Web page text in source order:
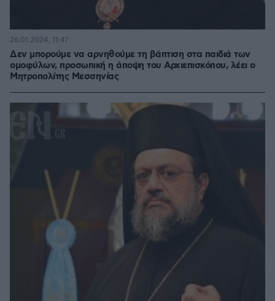
Δεν μπορούμε να αρνηθούμε τη βάπτιση στα παιδιά των
ομοφύλων, προσωπική η άποψη του Αρχιεπισκόπου, λέει ο
Μητροπολίτης Μεσσηνίας
26.01.2024, 11:47